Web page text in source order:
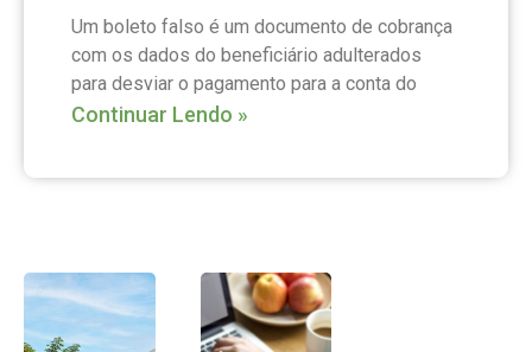
Um boleto falso é um documento de cobrança
com os dados do beneficiário adulterados
para desviar o pagamento para a conta do
Continuar Lendo »